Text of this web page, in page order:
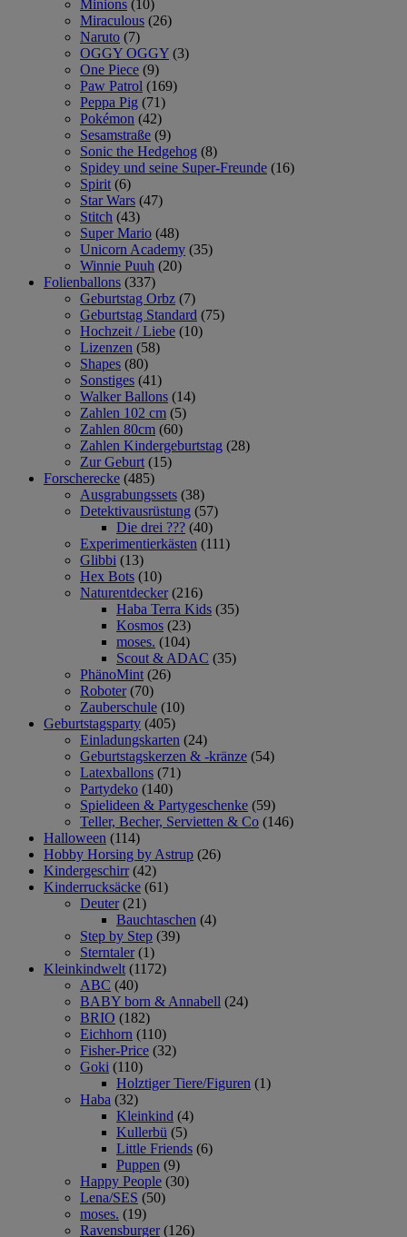
Minions (10)
Miraculous (26)
Naruto (7)
OGGY OGGY (3)
One Piece (9)
Paw Patrol (169)
Peppa Pig (71)
Pokémon (42)
Sesamstraße (9)
Sonic the Hedgehog (8)
Spidey und seine Super-Freunde (16)
Spirit (6)
Star Wars (47)
Stitch (43)
Super Mario (48)
Unicorn Academy (35)
Winnie Puuh (20)
Folienballons (337)
Geburtstag Orbz (7)
Geburtstag Standard (75)
Hochzeit / Liebe (10)
Lizenzen (58)
Shapes (80)
Sonstiges (41)
Walker Ballons (14)
Zahlen 102 cm (5)
Zahlen 80cm (60)
Zahlen Kindergeburtstag (28)
Zur Geburt (15)
Forscherecke (485)
Ausgrabungssets (38)
Detektivausrüstung (57)
Die drei ??? (40)
Experimentierkästen (111)
Glibbi (13)
Hex Bots (10)
Naturentdecker (216)
Haba Terra Kids (35)
Kosmos (23)
moses. (104)
Scout & ADAC (35)
PhänoMint (26)
Roboter (70)
Zauberschule (10)
Geburtstagsparty (405)
Einladungskarten (24)
Geburtstagskerzen & -kränze (54)
Latexballons (71)
Partydeko (140)
Spielideen & Partygeschenke (59)
Teller, Becher, Servietten & Co (146)
Halloween (114)
Hobby Horsing by Astrup (26)
Kindergeschirr (42)
Kinderrucksäcke (61)
Deuter (21)
Bauchtaschen (4)
Step by Step (39)
Sterntaler (1)
Kleinkindwelt (1172)
ABC (40)
BABY born & Annabell (24)
BRIO (182)
Eichhorn (110)
Fisher-Price (32)
Goki (110)
Holztiger Tiere/Figuren (1)
Haba (32)
Kleinkind (4)
Kullerbü (5)
Little Friends (6)
Puppen (9)
Happy People (30)
Lena/SES (50)
moses. (19)
Ravensburger (126)